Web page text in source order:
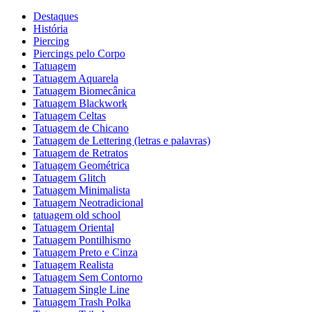
Destaques
História
Piercing
Piercings pelo Corpo
Tatuagem
Tatuagem Aquarela
Tatuagem Biomecânica
Tatuagem Blackwork
Tatuagem Celtas
Tatuagem de Chicano
Tatuagem de Lettering (letras e palavras)
Tatuagem de Retratos
Tatuagem Geométrica
Tatuagem Glitch
Tatuagem Minimalista
Tatuagem Neotradicional
tatuagem old school
Tatuagem Oriental
Tatuagem Pontilhismo
Tatuagem Preto e Cinza
Tatuagem Realista
Tatuagem Sem Contorno
Tatuagem Single Line
Tatuagem Trash Polka